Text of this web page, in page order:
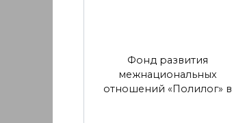
Фонд развития
межнациональных
отношений «Полилог» в